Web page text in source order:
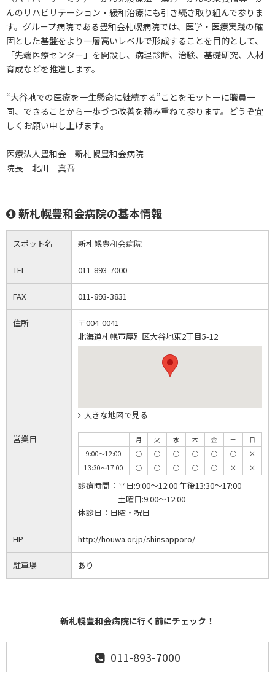
んのリハビリテーション・緩和治療にも引き続き取り組んで参りま
す。グループ病院である豊和会札幌病院では、医学・医療実践の確
固とした基盤をより一層高いレベルで形成することを目的として、
「先端医療センター」を開設し、病理診断、治験、基礎研究、人材
育成などを推進します。
“大谷地での医療を一生懸命に継続する”ことをモットーに職員一
同、できることから一歩づつ改善を積み重ねて参ります。どうぞ宜
しくお願い申し上げます。
医療法人豊和会 新札幌豊和会病院
院長 北川 真吾
新札幌豊和会病院の基本情報
スポット名 新札幌豊和会病院
TEL 011-893-7000
FAX 011-893-3831
住所
〒004-0041
北海道札幌市厚別区大谷地東2丁目5-12
大きな地図で見る
営業日 月 火 水 木 金 土
日
9:00～12:00
◯ ◯ ◯ ◯ ◯ ◯
×
13:30～17:00
◯ ◯ ◯ ◯ ◯ × ×
診療時間： 平日:9:00～12:00 午後13:30～17:00
土曜日:9:00～12:00
休診日： 日曜・祝日
HP http://houwa.or.jp/shinsapporo/
駐車場 あり
新札幌豊和会病院に行く前にチェック！
011-893-7000